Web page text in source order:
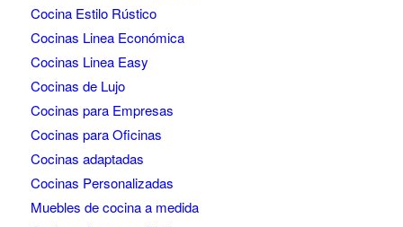
Cocina Estilo Rústico
Cocinas Linea Económica
Cocinas Linea Easy
Cocinas de Lujo
Cocinas para Empresas
Cocinas para Oficinas
Cocinas adaptadas
Cocinas Personalizadas
Muebles de cocina a medida